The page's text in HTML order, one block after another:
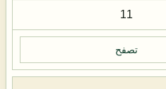
11
تصفح